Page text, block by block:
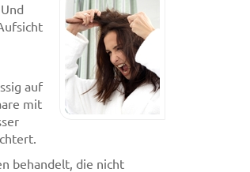
auf
mit
behandelt, die nicht